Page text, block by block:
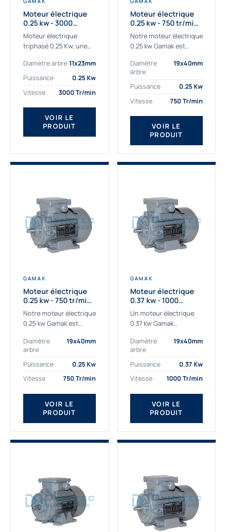
Moteur électrique
0.25 kw - 3000
Tr/min - 230/400V -
IE2
Moteur électrique
triphasé 0.25 Kw, une
adaptée à tous types
de machines.
triphasé 0.25 Kw Gamak
à haut rendement...
Diamètre arbre 11x23mm
Puissance
0.25 Kw
Vitesse
3000 Tr/min
VOIR LE
PRODUIT
Moteur électrique
0.25 kw - 750 tr/min -
230/400V - IE2
Notre moteur électrique
0.25 kw Gamak est
aux applications
sévères. Nous
déterminons,
fournissons
des moteurs
asynchrones depuis de
nombreuses années....
Diamètre
arbre
19x40mm
Puissance
0.25 Kw
Vitesse
750 Tr/min
VOIR LE
PRODUIT
GAMAK
Moteur électrique
0.25 kw - 750 tr/min -
230/400V - IE3
Notre moteur électrique
0.25 kw Gamak est
aux applications
sévères. Nous
déterminons,
fournissons
des moteurs
asynchrones depuis de
nombreuses années....
Diamètre
arbre
19x40mm
Puissance
0.25 Kw
Vitesse
750 Tr/min
VOIR LE
PRODUIT
GAMAK
Moteur électrique
0.37 kw - 1000
Tr/min - 230/400V -
IE2
Un moteur électrique
0.37 kw Gamak
aux applications
industrielles.
Commander un moteur
Gamak c’est choisir un
produit de très haute
qualité....
Diamètre
arbre
19x40mm
Puissance
0.37 Kw
Vitesse
1000 Tr/min
VOIR LE
PRODUIT